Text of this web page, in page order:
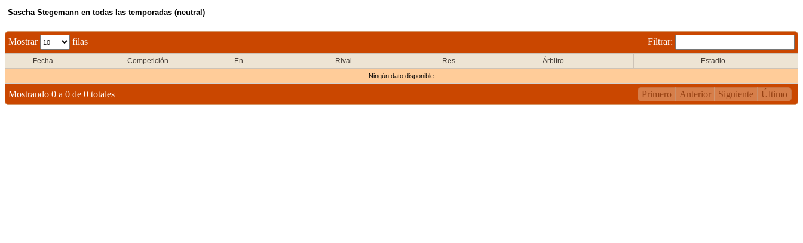
Sascha Stegemann en todas las temporadas (neutral)
Mostrar filas Filtrar:
Fecha Competición En Rival Res Árbitro Estadio
Ningún dato disponible
Mostrando 0 a 0 de 0 totales Primero Anterior Siguiente Último